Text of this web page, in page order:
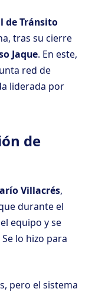
de Tránsito
tras su cierre
Jaque. En este,
red de
liderada por
de
Villacrés,
durante el
equipo y se
lo hizo para
pero el sistema